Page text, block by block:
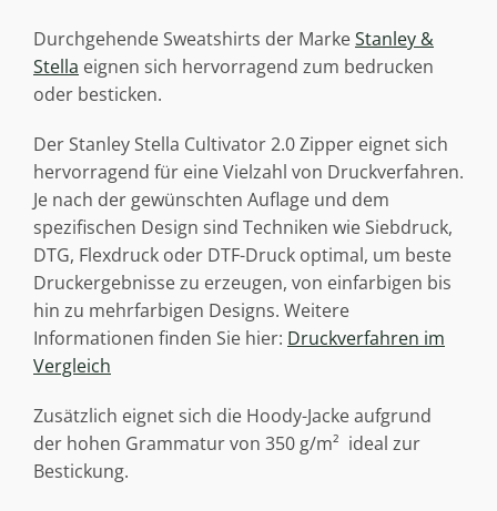
Durchgehende Sweatshirts der MarkeStanley &
Stella eignen sich hervorragend zum bedrucken
oder besticken.
Der Stanley Stella Cultivator 2.0 Zipper eignet sich
hervorragend für eine Vielzahl von Druckverfahren.
Je nach der gewünschten Auflage und dem
spezifischen Design sind Techniken wie Siebdruck,
DTG, Flexdruck oder DTF-Druck optimal, um beste
Druckergebnisse zu erzeugen, von einfarbigen bis
hin zu mehrfarbigen Designs. Weitere
Informationen finden Sie hier: Druckverfahren im
Vergleich
Zusätzlich eignet sich die Hoody-Jacke aufgrund
der hohen Grammatur von 350 g/m² ideal zur
Bestickung.